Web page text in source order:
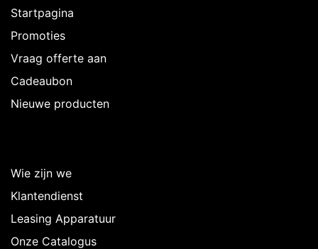
Startpagina
Promoties
Vraag offerte aan
Cadeaubon
Nieuwe producten
Wie zijn we
Klantendienst
Leasing Apparatuur
Onze Catalogus